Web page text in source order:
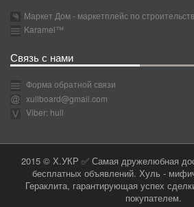
Маркет Дом - маркетплейс по
Karamel™
Связь с нами
Форма обратной связи
xullboard@gmail.com
Viber: hull
2015 © Х.УКР ✅ Самая дружелюбная
бесплатных объявлений. Хуль -
Гераклита, гарантирующая успех
покупателем.